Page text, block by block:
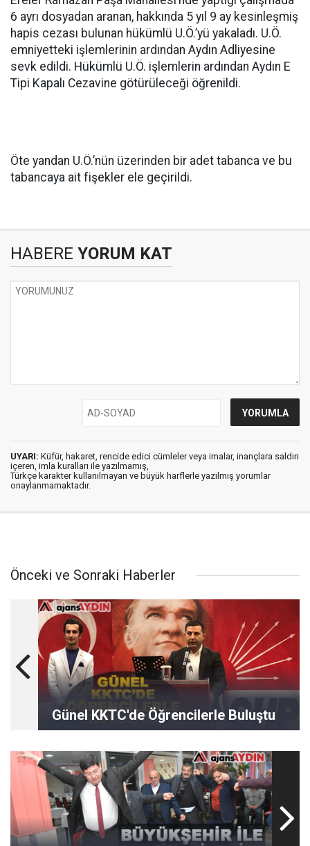
6 ayrı dosyadan aranan, hakkında 5 yıl 9 ay kesinleşmiş
hapis cezası bulunan hükümlü U.Ö.’yü yakaladı. U.Ö.
emniyetteki işlemlerinin ardından Aydın Adliyesine
sevk edildi. Hükümlü U.Ö. işlemlerin ardından Aydın E
Tipi Kapalı Cezavine götürüleceği öğrenildi.
Öte yandan U.Ö.’nün üzerinden bir adet tabanca ve bu
tabancaya ait fişekler ele geçirildi.
HABERE YORUM KAT
UYARI: Küfür, hakaret, rencide edici cümleler veya imalar, inançlara saldırı
içeren, imla kuralları ile yazılmamış,
Türkçe karakter kullanılmayan ve büyük harflerle yazılmış yorumlar
onaylanmamaktadır.
Önceki ve Sonraki Haberler
Günel KKTC'de Öğrencilerle Buluştu